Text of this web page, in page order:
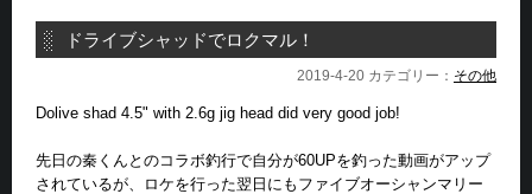
ドライブシャッドでロクマル！
2019-4-20 カテゴリー： その他
Dolive shad 4.5" with 2.6g jig head did very good job!
先日の秦くんとのコラボ釣行で自分が60UPを釣った動画がアップ
されているが、ロケを行った翌日にもファイブオーシャンマリー